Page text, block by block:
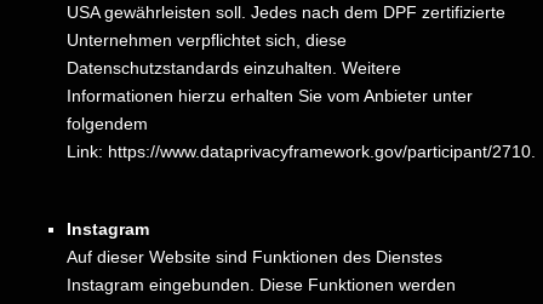
USA gewährleisten soll. Jedes nach dem DPF zertifizierte
Unternehmen verpflichtet sich, diese
Datenschutzstandards einzuhalten. Weitere
Informationen hierzu erhalten Sie vom Anbieter unter
folgendem
Link: https://www.dataprivacyframework.gov/participant/2710
Instagram
Auf dieser Website sind Funktionen des Dienstes
Instagram eingebunden. Diese Funktionen werden